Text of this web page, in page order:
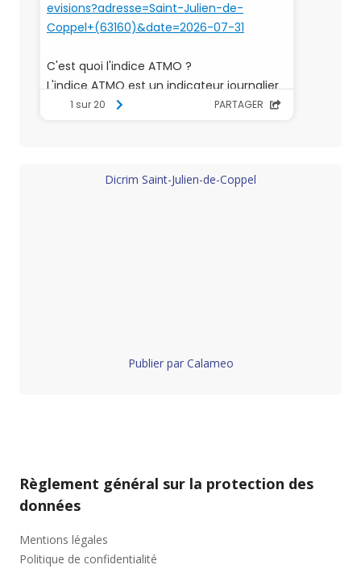
Dicrim Saint-Julien-de-Coppel
Publier par Calameo
Règlement général sur la protection des
données
Mentions légales
Politique de confidentialité